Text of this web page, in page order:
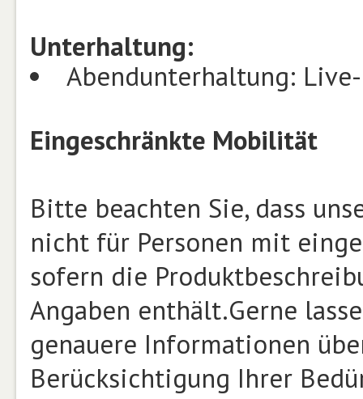
Unterhaltung:
Abendunterhaltung:
Eingeschränkte Mobilität
Bitte beachten Sie, dass
nicht für Personen mit
sofern die
Angaben enthält.Gerne
genauere Informationen
Berücksichtigung Ihrer